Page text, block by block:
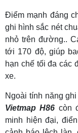
Điểm mạnh đáng
ghi hình sắc nét
nhỏ trên đường..
tới 170 độ, giúp
hạn chế tối đa các
xe.
Ngoài tính năng
Vietmap H86 còn
minh hiện đại,